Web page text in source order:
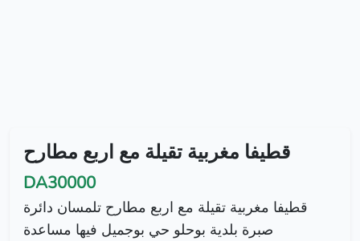
قطيفا مغربية تقيلة مع اربع مطارح
DA30000
قطيفا مغربية تقيلة مع اربع مطارح تلمسان دائرة
صبرة بلدية بوحلو حي بوجميل فيها مساعدة